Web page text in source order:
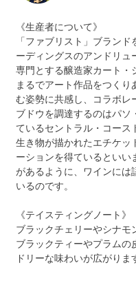
《生産者について》
「ファブリスト」ブラン
ーディングスのアンドリュ
専門とする醸造家カート・
まるでアート作品をつく
む姿勢に共感し、コラボレ
ブドウを調達するのはパソ
ているセントラル・コース
生き物が描かれたエチケッ
ーションを得ているといい
があるように、ワインには
いるのです。
《テイスティングノート》
ブラックチェリーやシナモ
ブラックティーやプラムの
ドリーな味わいが広がりま